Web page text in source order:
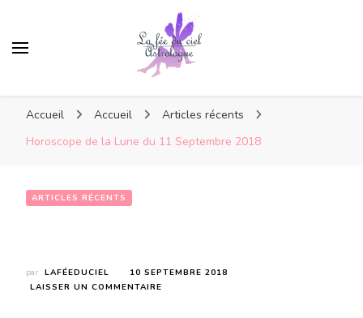
Accueil Accueil
Articles récents
Horoscope de la Lune du 11 Septembre 2018
ARTICLES RÉCENTS
par LAFÉEDUCIEL
10 SEPTEMBRE 2018
LAISSER UN COMMENTAIRE